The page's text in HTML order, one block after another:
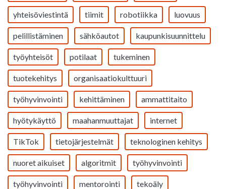
yhteisöviestintä tiimit robotiikka luovuus
pelillistäminen sähköautot kaupunkisuunnittelu
työyhteisöt potilaat tukeminen
tuotekehitys organisaatiokulttuuri
työhyvinvointi kehittäminen ammattitaito
hyötykäyttö maahanmuuttajat internet
TikTok tietojärjestelmät teknologinen kehitys
nuoret aikuiset algoritmit työhyvinvointi
työhyvinvointi mentorointi tekoäly